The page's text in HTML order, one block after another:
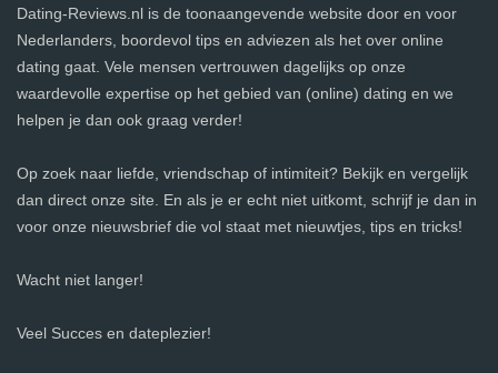
Dating-Reviews.nl is de toonaangevende website door en voor
Nederlanders, boordevol tips en adviezen als het over online
dating gaat. Vele mensen vertrouwen dagelijks op onze
waardevolle expertise op het gebied van (online) dating en we
helpen je dan ook graag verder!
Op zoek naar liefde, vriendschap of intimiteit? Bekijk en vergelijk
dan direct onze site. En als je er echt niet uitkomt, schrijf je dan in
voor onze nieuwsbrief die vol staat met nieuwtjes, tips en tricks!
Wacht niet langer!
Veel Succes en dateplezier!